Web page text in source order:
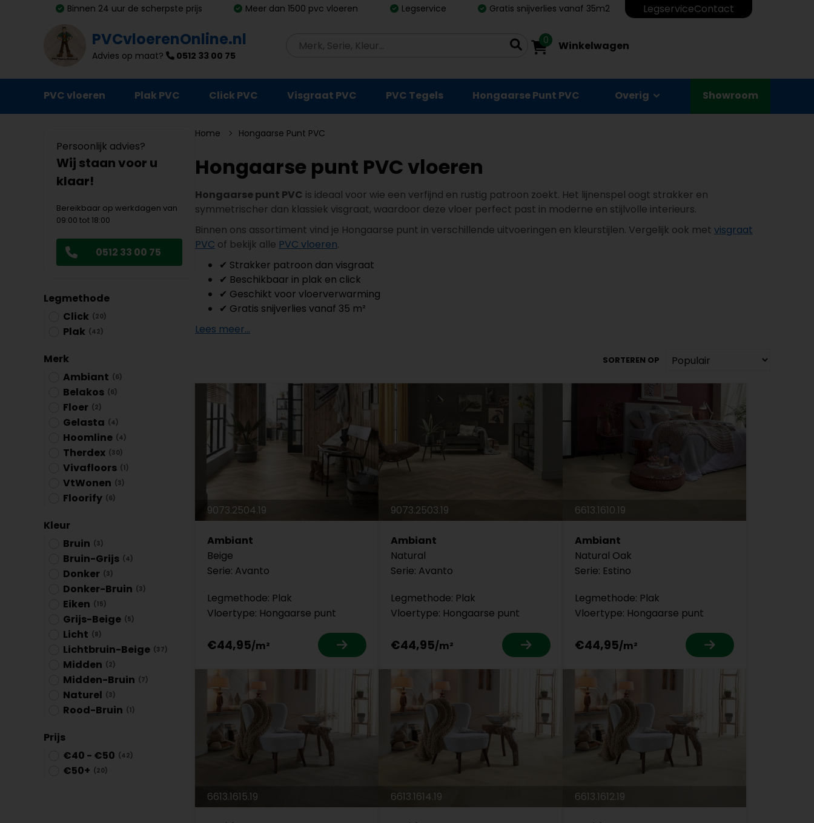
Binnen 24 uur de scherpste prijs Meer dan 1500 pvc vloeren Legservice Gratis snijverlies vanaf 35m2 LegserviceContact
PVCvloerenOnline.nl
Advies op maat? 0512 33 00 75
0 Winkelwagen
PVC vloeren Plak PVC Click PVC Visgraat PVC PVC Tegels Hongaarse Punt PVC Overig
Plinten
Deurmatten
Vloer- en trapprofielen
Schoonmaak en onderhoud
Traprenovatie
Showroom
Persoonlijk advies?
Wij staan voor u
klaar!
Bereikbaar op werkdagen van
09:00 tot 18:00
0512 33 00 75
Legmethode
Click (20)
Plak (42)
Merk
Ambiant (6)
Belakos (6)
Floer (2)
Gelasta (4)
Hoomline (4)
Therdex (30)
Vivafloors (1)
VtWonen (3)
Floorify (6)
Kleur
Bruin (3)
Bruin-Grijs (4)
Donker (3)
Donker-Bruin (3)
Eiken (15)
Grijs-Beige (5)
Licht (8)
Lichtbruin-Beige (37)
Midden (2)
Midden-Bruin (7)
Naturel (3)
Rood-Bruin (1)
Prijs
€40 - €50 (42)
€50+ (20)
Home Hongaarse Punt PVC
Hongaarse punt PVC vloeren
Hongaarse punt PVC is ideaal voor wie een verfijnd en rustig patroon zoekt. Het lijnenspel oogt strakker en
symmetrischer dan klassiek visgraat, waardoor deze vloer perfect past in moderne en stijlvolle interieurs.
Binnen ons assortiment vind je Hongaarse punt in verschillende uitvoeringen en kleurstijlen. Vergelijk ook met visgraat
PVC of bekijk alle PVC vloeren.
✔ Strakker patroon dan visgraat
✔ Beschikbaar in plak en click
✔ Geschikt voor vloerverwarming
✔ Gratis snijverlies vanaf 35 m²
Lees meer...
SORTEREN OP
9073.2504.19
Ambiant
Beige
Serie: Avanto
Legmethode: Plak
Vloertype: Hongaarse punt
€44,95
9073.2503.19
Ambiant
Natural
Serie: Avanto
Legmethode: Plak
Vloertype: Hongaarse punt
€44,95
6613.1610.19
Ambiant
Natural Oak
Serie: Estino
Legmethode: Plak
Vloertype: Hongaarse punt
€44,95
6613.1615.19 6613.1614.19 6613.1612.19